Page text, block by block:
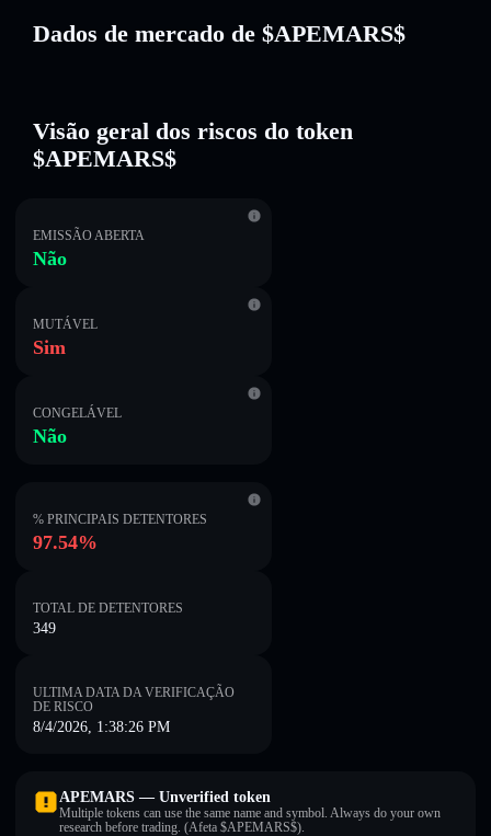
Dados de mercado de $APEMARS$
Visão geral dos riscos do token
$APEMARS$
EMISSÃO ABERTA
Não
MUTÁVEL
Sim
CONGELÁVEL
Não
% PRINCIPAIS DETENTORES
97.54%
TOTAL DE DETENTORES
349
ULTIMA DATA DA VERIFICAÇÃO
DE RISCO
8/4/2026, 1:38:26 PM
APEMARS — Unverified token
Multiple tokens can use the same name and symbol. Always do your own
research before trading. (Afeta $APEMARS$).